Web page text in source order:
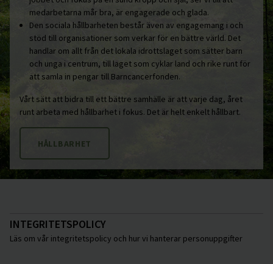
medarbetarna mår bra, är engagerade och glada.
Den sociala hållbarheten består även av engagemang i och
stöd till organisationer som verkar för en bättre värld. Det
handlar om allt från det lokala idrottslaget som sätter barn
och unga i centrum, till laget som cyklar land och rike runt för
att samla in pengar till Barncancerfonden.
Vårt sätt att bidra till ett bättre samhälle är att varje dag, året
runt arbeta med hållbarhet i fokus. Det är helt enkelt hållbart.
HÅLLBARHET
INTEGRITETSPOLICY
Läs om vår integritetspolicy och hur vi hanterar personuppgifter